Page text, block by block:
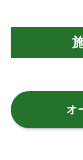
オ